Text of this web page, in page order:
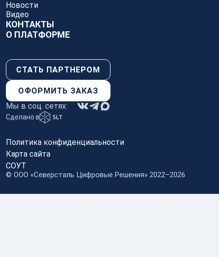
Новости
Видео
КОНТАКТЫ
О ПЛАТФОРМЕ
СТАТЬ ПАРТНЕРОМ
ОФОРМИТЬ ЗАКАЗ
Мы в соц. сетях:
Сделано в
Политика конфиденциальности
Карта сайта
СОУТ
© OOO «Северсталь Цифровые Решения» 2022–2026